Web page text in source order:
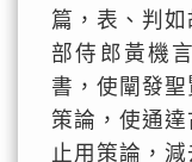
篇，表、判
部侍郎黃機
書，使闡發
策論，使通
止用策論，